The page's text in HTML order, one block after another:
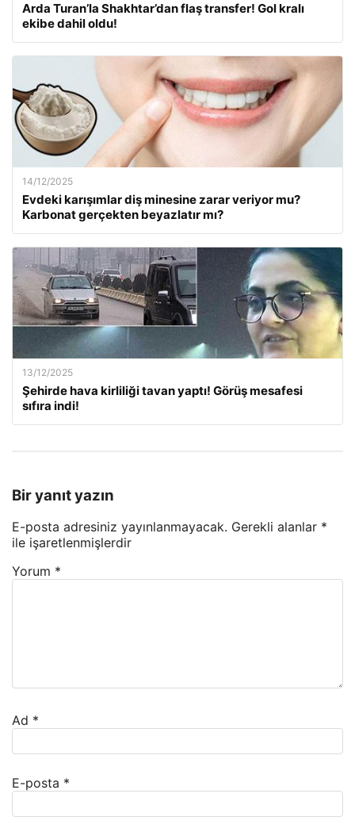
Arda Turan’la Shakhtar’dan flaş transfer! Gol kralı
ekibe dahil oldu!
14/12/2025
Evdeki karışımlar diş minesine zarar veriyor mu?
Karbonat gerçekten beyazlatır mı?
13/12/2025
Şehirde hava kirliliği tavan yaptı! Görüş mesafesi
sıfıra indi!
Bir yanıt yazın
E-posta adresiniz yayınlanmayacak. Gerekli alanlar *
ile işaretlenmişlerdir
Yorum *
Ad *
E-posta *